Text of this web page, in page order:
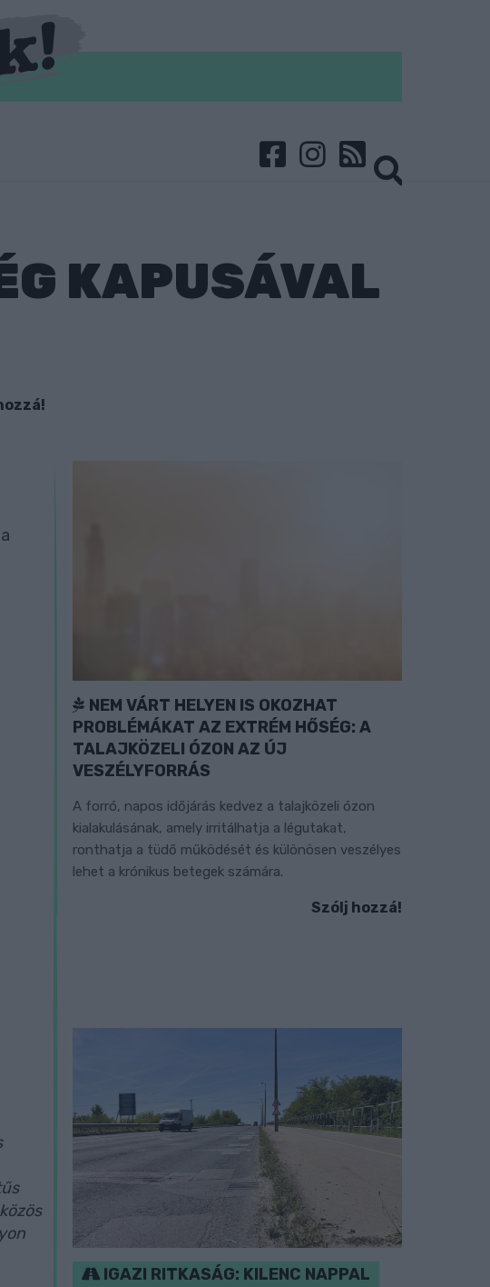
KAPUSÁVAL
NEM VÁRT HELYEN IS OKOZHAT
PROBLÉMÁKAT AZ EXTRÉM HŐSÉG: A
TALAJKÖZELI ÓZON AZ ÚJ
VESZÉLYFORRÁS
A forró, napos időjárás kedvez a talajközeli ózon
kialakulásának, amely irritálhatja a légutakat,
ronthatja a tüdő működését és különösen veszélyes
lehet a krónikus betegek számára.
Szólj hozzá!
IGAZI RITKASÁG: KILENC NAPPAL